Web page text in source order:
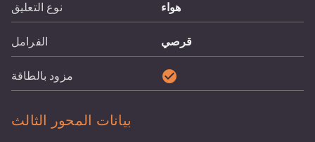
نوع التعليق هواء
الفرامل قرصي
مزود بالطاقة check_circle
بيانات المحور الثالث